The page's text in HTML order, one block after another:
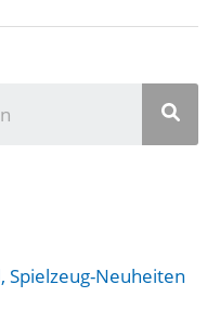
Spielzeug-Neuheiten